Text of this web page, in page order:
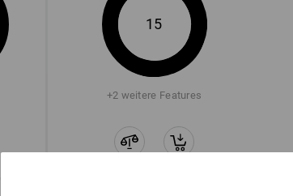
15
+2 weitere Features